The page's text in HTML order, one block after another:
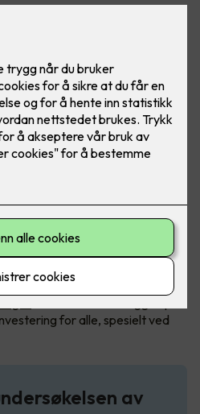
er i gang med å etablere
har til nå gitt beboere tillatelse til
men etter hvert som stadig
helt nødvendig å ha ett
for alle, spesielt ved
av